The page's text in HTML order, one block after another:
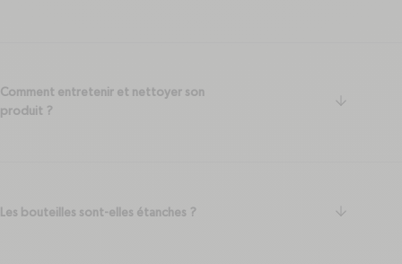
Comment entretenir et nettoyer son
produit ?
Les bouteilles sont-elles étanches ?